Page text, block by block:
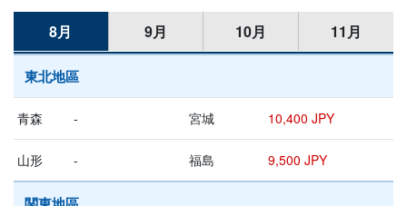
8月 9月 10月 11月
東北地區
青森 - 宮城 10,400 JPY
山形 - 福島 9,500 JPY